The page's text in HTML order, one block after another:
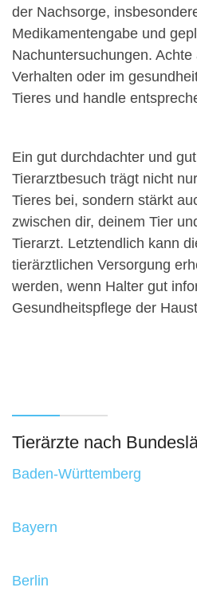
der Nachsorge,
Medikamentengabe und
Nachuntersuchungen.
Verhalten oder im
Tieres und handle
Ein gut durchdachter und
Tierarztbesuch trägt nicht
Tieres bei, sondern stärkt
zwischen dir, deinem Tier
Tierarzt. Letztendlich kann
tierärztlichen Versorgung
werden, wenn Halter gut
Gesundheitspflege der
Tierärzte nach
Baden-Württemberg
Bayern
Berlin